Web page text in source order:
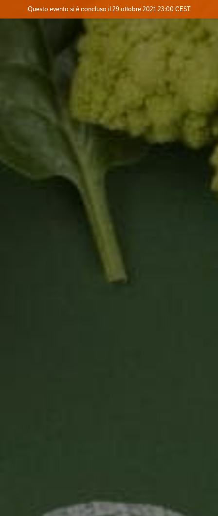
Dove
Contatta l'organizzatore
Questo evento si è concluso il 29 ottobre 2021 23:00 CEST